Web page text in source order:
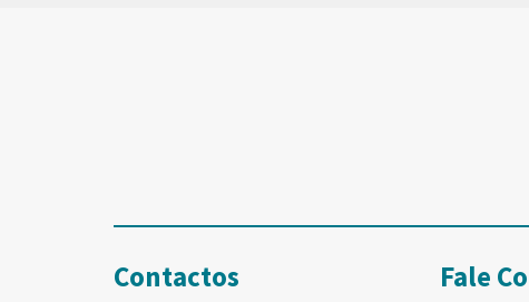
Contactos Fale